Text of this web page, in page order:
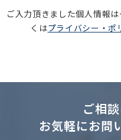
ご入力頂きました個人情報
くはプライバシー・ポ
ご相
お気軽にお問